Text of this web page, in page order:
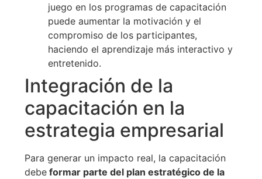
juego en los programas de capacitación
puede aumentar la motivación y el
compromiso de los participantes,
haciendo el aprendizaje más interactivo y
entretenido.
Integración de la
capacitación en la
estrategia empresarial
Para generar un impacto real, la capacitación
debe formar parte del plan estratégico de la